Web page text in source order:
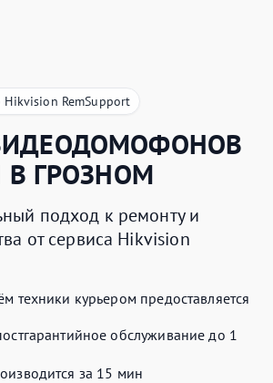
RemSupport
В ГРОЗНОМ
подход к ремонту и
от сервиса Hikvision
техники курьером предоставляется
обслуживание до 1
за 15 мин